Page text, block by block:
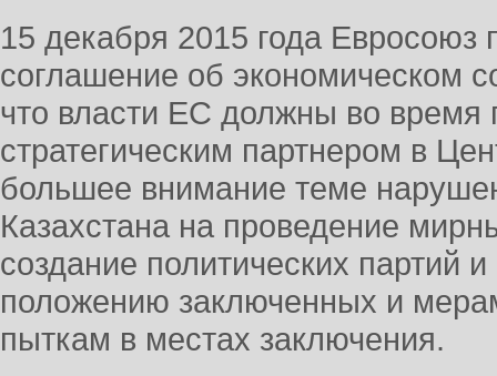
15 декабря 2015 года Евросоюз
соглашение об экономическом
что власти ЕС должны во время
стратегическим партнером в
большее внимание теме
Казахстана на проведение
создание политических партий
положению заключенных и
пыткам в местах заключения.